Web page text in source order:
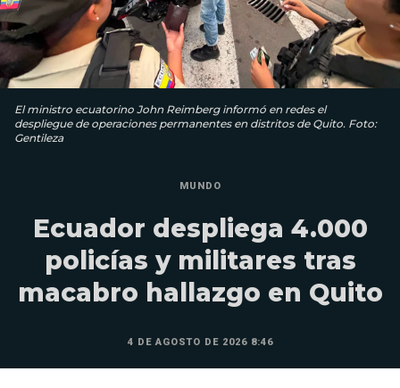
El ministro ecuatorino John Reimberg informó en redes el
despliegue de operaciones permanentes en distritos de Quito. Foto:
Gentileza
MUNDO
Ecuador despliega 4.000
policías y militares tras
macabro hallazgo en Quito
4 DE AGOSTO DE 2026 8:46